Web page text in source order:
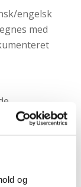
og
engelsk
med
når
er
kunder.